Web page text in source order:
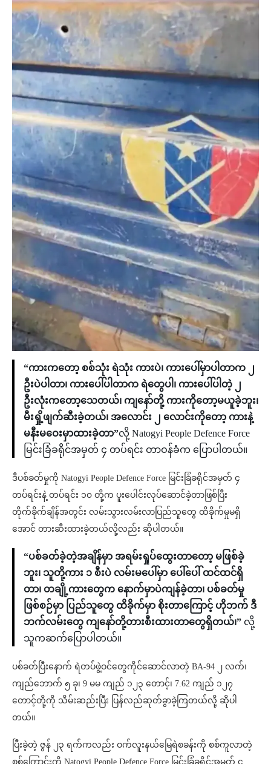
“ကားကတော့ စစ်သုံး ရဲသုံး ကားပဲ၊ ကားပေါ်မှာပါတာက ၂
ဦးပဲပါတာ၊ ကားပေါ်ပါတာက ရဲတွေပါ၊ ကားပေါ်ပါတဲ့ ၂
ဦးလုံးကတော့သေတယ်၊ ကျနော်တို့ ကားကိုတော့မယူခဲ့ဘူး၊
မီးရှို့ဖျက်ဆီးခဲ့တယ်၊ အလောင်း ၂ လောင်းကိုတော့ ကားနဲ့
မနီးမဝေးမှာထားခဲ့တာ”လို့ Natogyi People Defence Force
မြင်းခြံခရိုင်အမှတ် ၄ တပ်ရင်း တာဝန်ခံက ပြောပါတယ်။
ဒီပစ်ခတ်မှုကို Natogyi People Defence Force မြင်းခြံခရိုင်အမှတ် ၄
တပ်ရင်းနဲ့ တပ်ရင်း ၁၀ တို့က ပူးပေါင်းလုပ်‌ဆောင်ခဲ့တာဖြစ်ပြီး
တိုက်ခိုက်ချိန်အတွင်း လမ်းသွားလမ်းလာပြည်သူတွေ ထိခိုက်မှုမရှိ
အောင် တားဆီးထားခဲ့တယ်လို့လည်း ဆိုပါတယ်။
“ပစ်ခတ်ခဲ့တဲ့အချိန်မှာ အရမ်းရှုပ်ထွေးတာတော့ မဖြစ်ခဲ့
ဘူး၊ သူတို့ကား ၁ စီးပဲ လမ်းမပေါ်မှာ ပေါ်ပေါ် ထင်ထင်ရှိ
တာ၊ တချို့ကားတွေက နောက်မှာပဲကျန်ခဲ့တာ၊ ပစ်ခတ်မှု
ဖြစ်စဉ်မှာ ပြည်သူတွေ ထိခိုက်မှာ စိုးတာကြောင့် ဟိုဘက် ဒီ
ဘက်လမ်းတွေ ကျနော်တို့တားစီးထားတာတွေရှိတယ်၊” လို့
သူကဆက်ပြောပါတယ်။
ပစ်ခတ်ပြီးနောက် ရဲတပ်ဖွဲ့ဝင်တွေကိုင်ဆောင်လာတဲ့ BA-94 ၂ လက်၊
ကျည်ဘောက် ၅ ခု၊ 9 မမ ကျည် ၁၂၃ တောင့်၊ 7.62 ကျည် ၁၂၇
တောင့်တို့ကို သိမ်းဆည်းပြီး ပြန်လည်ဆုတ်ခွာခဲ့ကြတယ်လို့ ဆိုပါ
တယ်။
ပြီးခဲ့တဲ့ ဇွန် ၂၃ ရက်ကလည်း ဝက်လူးနယ်မြေရဲစခန်းကို စစ်ကူလာတဲ့
စစ်ကြောင်းကို Natogyi People Defence Force မြင်းခြံခရိုင်အမှတ် ၄